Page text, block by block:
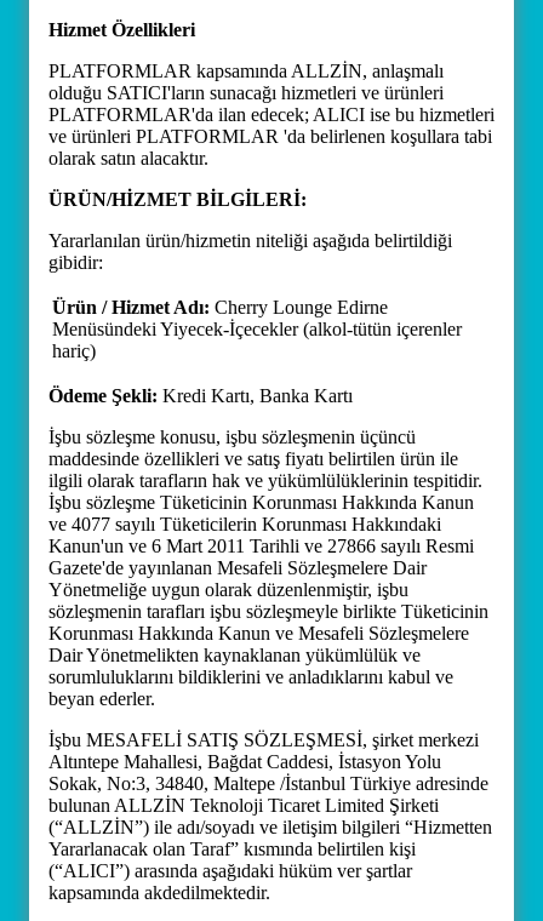
Hizmet Özellikleri
PLATFORMLAR kapsamında ALLZİN, anlaşmalı
olduğu SATICI'ların sunacağı hizmetleri ve ürünleri
PLATFORMLAR'da ilan edecek; ALICI ise bu hizmetleri
ve ürünleri PLATFORMLAR 'da belirlenen koşullara tabi
olarak satın alacaktır.
ÜRÜN/HİZMET BİLGİLERİ:
Yararlanılan ürün/hizmetin niteliği aşağıda belirtildiği
gibidir:
Ürün / Hizmet Adı: Cherry Lounge Edirne
Menüsündeki Yiyecek-İçecekler (alkol-tütün içerenler
hariç)
Ödeme Şekli: Kredi Kartı, Banka Kartı
İşbu sözleşme konusu, işbu sözleşmenin üçüncü
maddesinde özellikleri ve satış fiyatı belirtilen ürün ile
ilgili olarak tarafların hak ve yükümlülüklerinin tespitidir.
İşbu sözleşme Tüketicinin Korunması Hakkında Kanun
ve 4077 sayılı Tüketicilerin Korunması Hakkındaki
Kanun'un ve 6 Mart 2011 Tarihli ve 27866 sayılı Resmi
Gazete'de yayınlanan Mesafeli Sözleşmelere Dair
Yönetmeliğe uygun olarak düzenlenmiştir, işbu
sözleşmenin tarafları işbu sözleşmeyle birlikte Tüketicinin
Korunması Hakkında Kanun ve Mesafeli Sözleşmelere
Dair Yönetmelikten kaynaklanan yükümlülük ve
sorumluluklarını bildiklerini ve anladıklarını kabul ve
beyan ederler.
İşbu MESAFELİ SATIŞ SÖZLEŞMESİ, şirket merkezi
Altıntepe Mahallesi, Bağdat Caddesi, İstasyon Yolu
Sokak, No:3, 34840, Maltepe /İstanbul Türkiye adresinde
bulunan ALLZİN Teknoloji Ticaret Limited Şirketi
(“ALLZİN”) ile adı/soyadı ve iletişim bilgileri “Hizmetten
Yararlanacak olan Taraf” kısmında belirtilen kişi
(“ALICI”) arasında aşağıdaki hüküm ver şartlar
kapsamında akdedilmektedir.